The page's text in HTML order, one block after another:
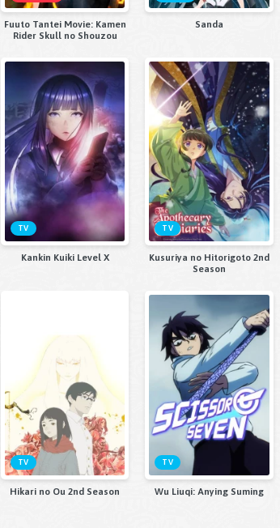
Fuuto Tantei Movie: Kamen
Rider Skull no Shouzou
Sanda
TV
Kankin Kuiki Level X
TV
Kusuriya no Hitorigoto 2nd
Season
TV
Hikari no Ou 2nd Season
TV
Wu Liuqi: Anying Suming